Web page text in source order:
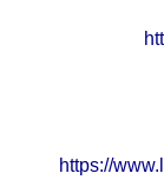
https://